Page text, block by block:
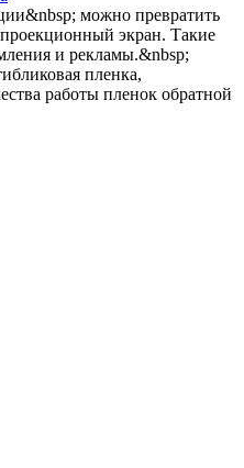
можно превратить
экран. Такие
и рекламы.&nbsp;
пленка,
работы пленок обратной